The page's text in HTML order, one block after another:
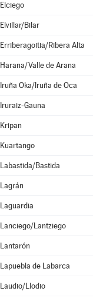
Elciego
Elvillar/Bilar
Erriberagoitia/Ribera Alta
Harana/Valle de Arana
Iruña Oka/Iruña de Oca
Iruraiz-Gauna
Kripan
Kuartango
Labastida/Bastida
Lagrán
Laguardia
Lanciego/Lantziego
Lantarón
Lapuebla de Labarca
Laudio/Llodio